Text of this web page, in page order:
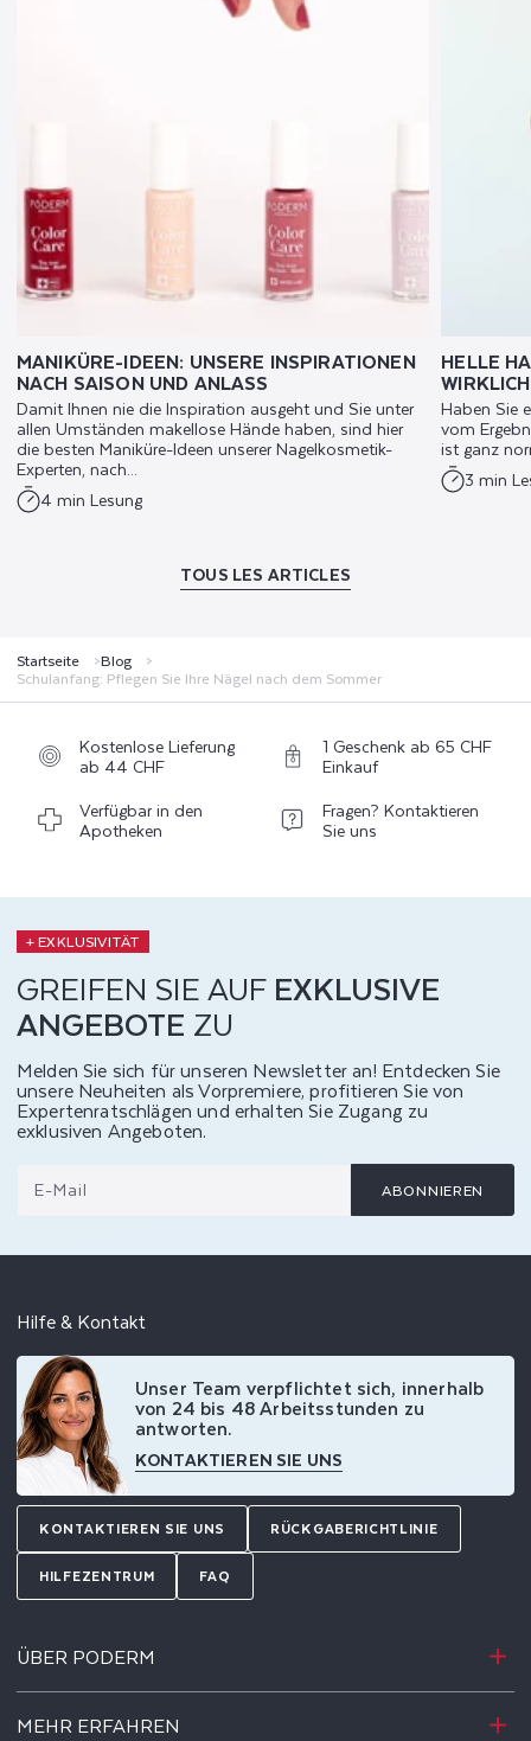
MANIKÜRE-IDEEN: UNSERE INSPIRATIONEN
NACH SAISON UND ANLASS
Damit Ihnen nie die Inspiration ausgeht und Sie unter
allen Umständen makellose Hände haben, sind hier
die besten Maniküre-Ideen unserer Nagelkosmetik-
Experten, nach...
4 min Lesung
HELLE
Haben Sie
vom
ist ganz
3 min
TOUS LES ARTICLES
Startseite Blog
Schulanfang: Pflegen Sie Ihre Nägel nach dem Sommer
Kostenlose Lieferung
ab 44 CHF
1 Geschenk ab 65 CHF
Einkauf
Verfügbar in den
Apotheken
Fragen? Kontaktieren
Sie uns
+ EXKLUSIVITÄT
GREIFEN SIE AUFEXKLUSIVE
ANGEBOTE ZU
Melden Sie sich für unseren Newsletter an! Entdecken Sie
unsere Neuheiten als Vorpremiere, profitieren Sie von
Expertenratschlägen und erhalten Sie Zugang zu
exklusiven Angeboten.
E-Mail ABONNIEREN
Hilfe & Kontakt
Unser Team verpflichtet sich, innerhalb
von 24 bis 48 Arbeitsstunden zu
antworten.
KONTAKTIEREN SIE UNS
KONTAKTIEREN SIE UNS RÜCKGABERICHTLINIE
HILFEZENTRUM FAQ
ÜBER PODERM
MEHR ERFAHREN